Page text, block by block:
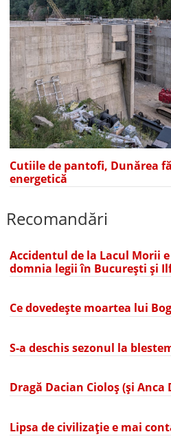
Cutiile de pantofi, Dunărea
energetică
Recomandări
Accidentul de la Lacul Morii
domnia legii în București și
Ce dovedește moartea lui
S-a deschis sezonul la
Dragă Dacian Cioloș (și Anca
Lipsa de civilizație e mai